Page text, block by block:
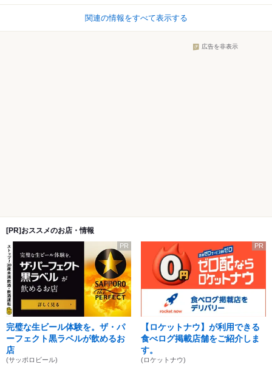
関連の情報をすべて表示する
広告を非表示
[PR]おススメのお店・情報
PR
完璧な生ビール体験を。ザ・パ
ーフェクト黒ラベルが飲めるお
店
(サッポロビール)
PR
【ロケットナウ】が利用できる
食べログ掲載店舗をご紹介しま
す。
(ロケットナウ)